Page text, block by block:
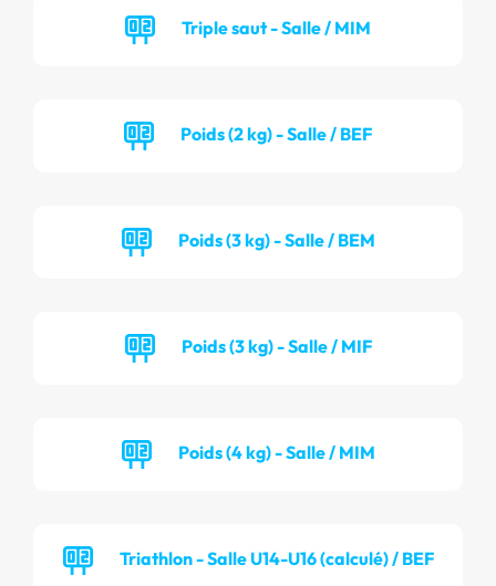
Triple saut - Salle / MIM
Poids (2 kg) - Salle / BEF
Poids (3 kg) - Salle / BEM
Poids (3 kg) - Salle / MIF
Poids (4 kg) - Salle / MIM
Triathlon - Salle U14-U16 (calculé) / BEF